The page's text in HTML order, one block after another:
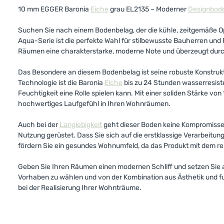
10 mm EGGER Baronia Eiche grau EL2135 – Moderner
Suchen Sie nach einem Bodenbelag, der die kühle, zeitgemäße
Aqua-Serie ist die perfekte Wahl für stilbewusste Bauherren
Räumen eine charakterstarke, moderne Note und überzeugt
Das Besondere an diesem Bodenbelag ist seine robuste
Technologie ist die Baronia Eiche bis zu 24 Stunden
Feuchtigkeit eine Rolle spielen kann. Mit einer soliden Stärke
hochwertiges Laufgefühl in Ihren Wohnräumen.
Auch bei derLanglebigkeitgeht dieser Boden keine
Nutzung gerüstet. Dass Sie sich auf die erstklassige
fördern Sie ein gesundes Wohnumfeld, da das Produkt mit
Geben Sie Ihren Räumen einen modernen Schliff und setzen
Vorhaben zu wählen und von der Kombination aus Ästhetik
bei der Realisierung Ihrer Wohnträume.